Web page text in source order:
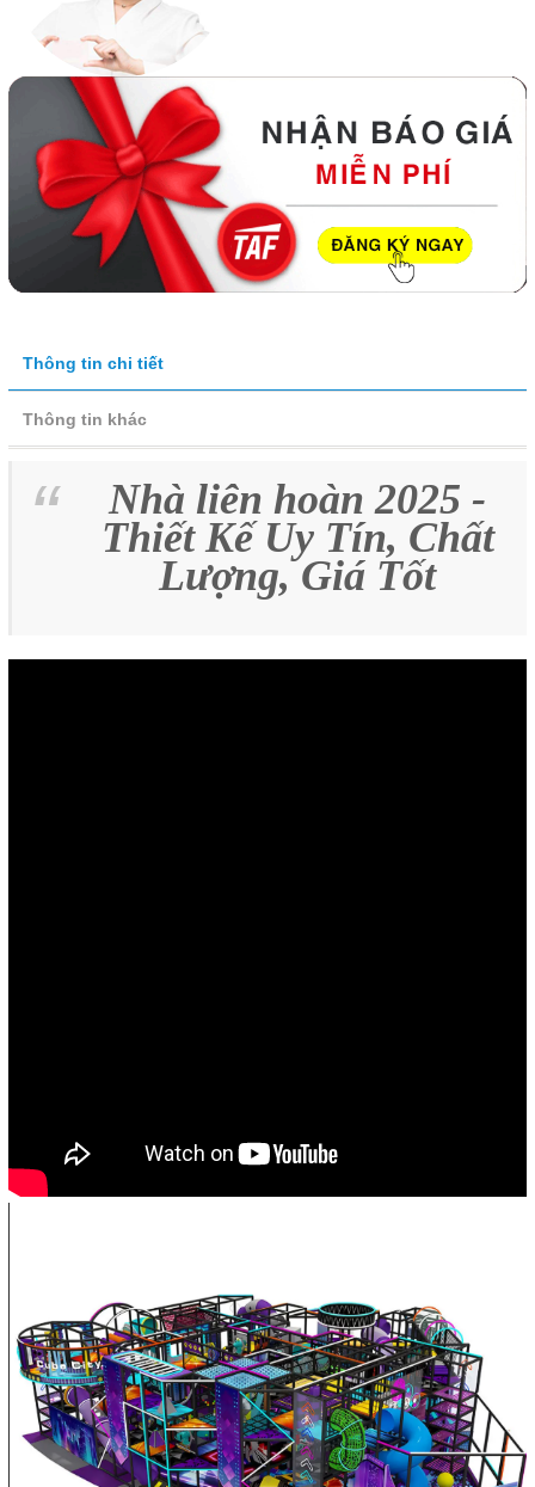
Thông tin chi tiết
Thông tin khác
Nhà liên hoàn 2025 -
Thiết Kế Uy Tín, Chất
Lượng, Giá Tốt